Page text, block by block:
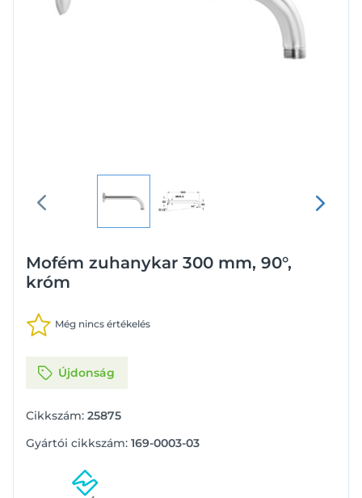
Mofém zuhanykar 300 mm, 90°,
króm
Még nincs értékelés
Újdonság
Cikkszám: 25875
Gyártói cikkszám: 169-0003-03